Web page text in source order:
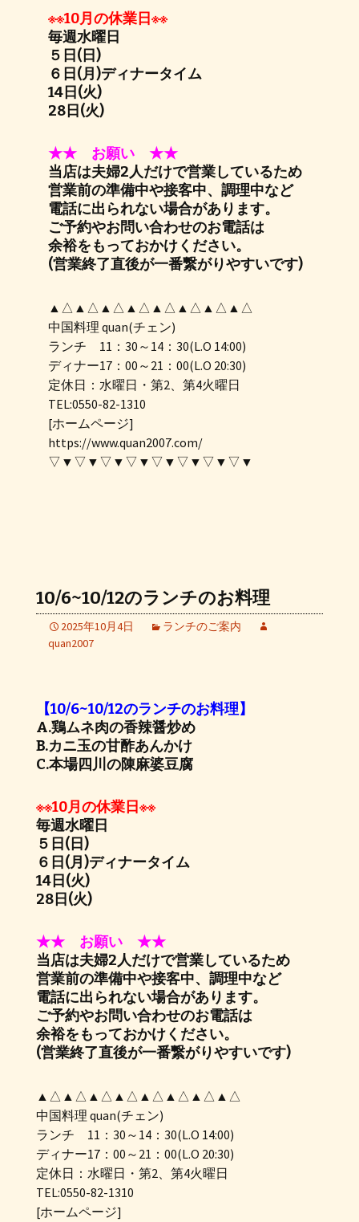
※※10月の休業日※※
毎週水曜日
５日(日)
６日(月)ディナータイム
14日(火)
28日(火)
★★ お願い ★★
当店は夫婦2人だけで営業しているため
営業前の準備中や接客中、調理中など
電話に出られない場合があります。
ご予約やお問い合わせのお電話は
余裕をもっておかけください。
(営業終了直後が一番繋がりやすいです)
▲△▲△▲△▲△▲△▲△▲△▲△
中国料理 quan(チェン)
ランチ 11：30～14：30(L.O 14:00)
ディナー17：00～21：00(L.O 20:30)
定休日：水曜日・第2、第4火曜日
TEL:0550-82-1310
[ホームページ]
https://www.quan2007.com/
▽▼▽▼▽▼▽▼▽▼▽▼▽▼▽▼
10/6~10/12のランチのお料理
2025年10月4日
ランチのご案内
quan2007
【10/6~10/12のランチのお料理】
A.鶏ムネ肉の香辣醤炒め
B.カニ玉の甘酢あんかけ
C.本場四川の陳麻婆豆腐
※※10月の休業日※※
毎週水曜日
５日(日)
６日(月)ディナータイム
14日(火)
28日(火)
★★ お願い ★★
当店は夫婦2人だけで営業しているため
営業前の準備中や接客中、調理中など
電話に出られない場合があります。
ご予約やお問い合わせのお電話は
余裕をもっておかけください。
(営業終了直後が一番繋がりやすいです)
▲△▲△▲△▲△▲△▲△▲△▲△
中国料理 quan(チェン)
ランチ 11：30～14：30(L.O 14:00)
ディナー17：00～21：00(L.O 20:30)
定休日：水曜日・第2、第4火曜日
TEL:0550-82-1310
[ホームページ]